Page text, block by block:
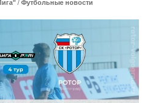
/ Футбольные новости